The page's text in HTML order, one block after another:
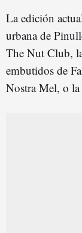
La edición
urbana de
The Nut Club,
embutidos de
Nostra Mel, o la